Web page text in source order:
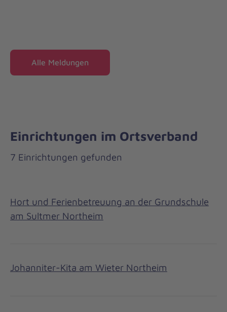
Alle Meldungen
Einrichtungen im Ortsverband
7 Einrichtungen gefunden
Hort und Ferienbetreuung an der Grundschule
am Sultmer Northeim
Johanniter-Kita am Wieter Northeim